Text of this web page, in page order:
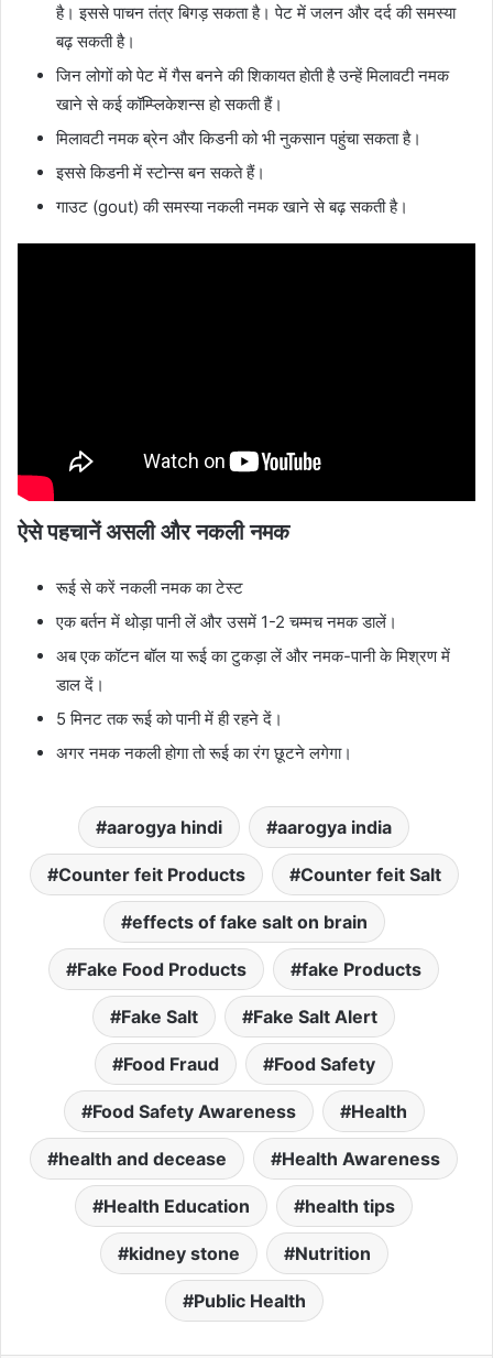
है। इससे पाचन तंत्र बिगड़ सकता है। पेट में जलन और दर्द की समस्या
बढ़ सकती है।
जिन लोगों को पेट में गैस बनने की शिकायत होती है उन्हें मिलावटी नमक
खाने से कई कॉम्प्लिकेशन्स हो सकती हैं।
मिलावटी नमक ब्रेन और किडनी को भी नुकसान पहुंचा सकता है।
इससे किडनी में स्टोन्स बन सकते हैं।
गाउट (gout) की समस्या नकली नमक खाने से बढ़ सकती है।
ऐसे पहचानें असली और नकली नमक
रूई से करें नकली नमक का टेस्ट
एक बर्तन में थोड़ा पानी लें और उसमें 1-2 चम्मच नमक डालें।
अब एक कॉटन बॉल या रूई का टुकड़ा लें और नमक-पानी के मिश्रण में
डाल दें।
5 मिनट तक रूई को पानी में ही रहने दें।
अगर नमक नकली होगा तो रूई का रंग छूटने लगेगा।
aarogya hindi aarogya india
Counter feit Products Counter feit Salt
effects of fake salt on brain
Fake Food Products fake Products
Fake Salt Fake Salt Alert
Food Fraud Food Safety
Food Safety Awareness Health
health and decease Health Awareness
Health Education health tips
kidney stone Nutrition
Public Health